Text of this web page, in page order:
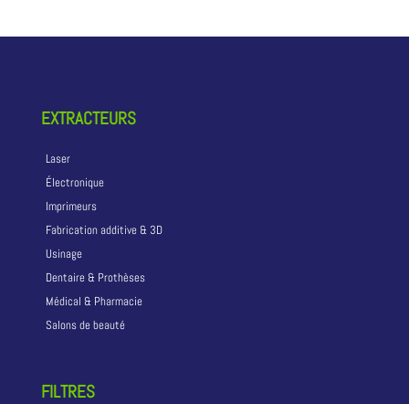
EXTRACTEURS
Laser
Électronique
Imprimeurs
Fabrication additive & 3D
Usinage
Dentaire & Prothèses
Médical & Pharmacie
Salons de beauté
FILTRES